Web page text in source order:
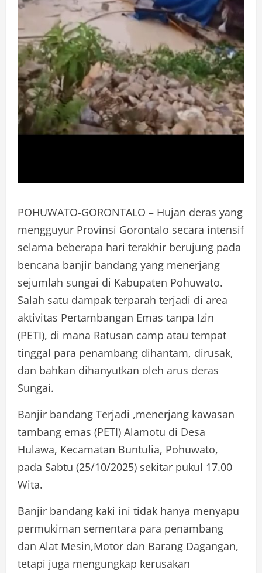
POHUWATO-GORONTALO – Hujan deras yang
mengguyur Provinsi Gorontalo secara intensif
selama beberapa hari terakhir berujung pada
bencana banjir bandang yang menerjang
sejumlah sungai di Kabupaten Pohuwato.
Salah satu dampak terparah terjadi di area
aktivitas Pertambangan Emas tanpa Izin
(PETI), di mana Ratusan camp atau tempat
tinggal para penambang dihantam, dirusak,
dan bahkan dihanyutkan oleh arus deras
Sungai.
Banjir bandang Terjadi ,menerjang kawasan
tambang emas (PETI) Alamotu di Desa
Hulawa, Kecamatan Buntulia, Pohuwato,
pada Sabtu (25/10/2025) sekitar pukul 17.00
Wita.
Banjir bandang kaki ini tidak hanya menyapu
permukiman sementara para penambang
dan Alat Mesin,Motor dan Barang Dagangan,
tetapi juga mengungkap kerusakan